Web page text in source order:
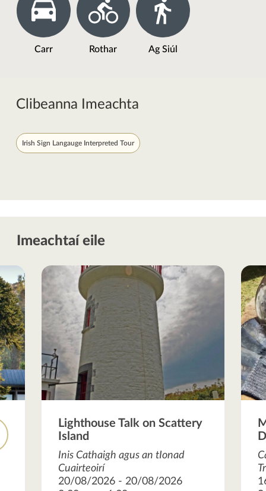
Carr Rothar Ag Siúl
Clibeanna Imeachta
Irish Sign Langauge Interpreted Tour
Imeachtaí eile
Lighthouse Talk on Scattery
Island
Inis Cathaigh agus an tIonad
Cuairteoirí
20/08/2026 - 20/08/2026